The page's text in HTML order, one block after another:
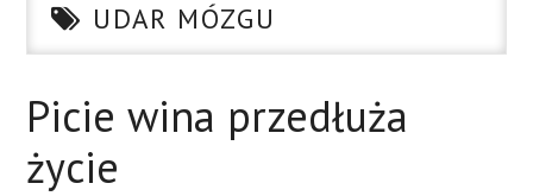
STUDIA
KONTAKT
UDAR MÓZGU
Picie wina przedłuża
życie